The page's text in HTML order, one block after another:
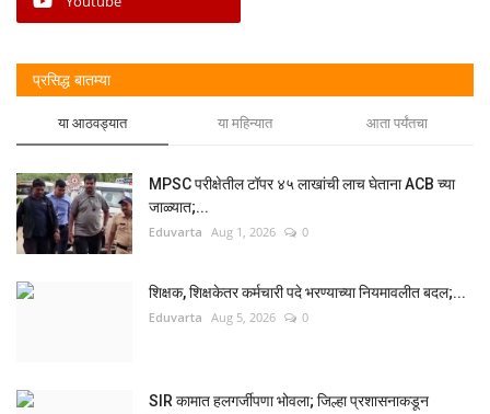
प्रसिद्ध बातम्या
या आठवड्यात या महिन्यात आता पर्यंतचा
MPSC परीक्षेतील टॉपर ४५ लाखांची लाच घेताना ACB च्या
जाळ्यात;...
Eduvarta Aug 1, 2026 0
शिक्षक, शिक्षकेतर कर्मचारी पदे भरण्याच्या नियमावलीत बदल;...
Eduvarta Aug 5, 2026 0
SIR कामात हलगर्जीपणा भोवला; जिल्हा प्रशासनाकडून